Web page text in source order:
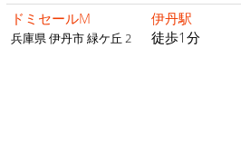
ドミセールM
兵庫県 伊丹市 緑ケ丘 2
伊丹駅
徒歩1分